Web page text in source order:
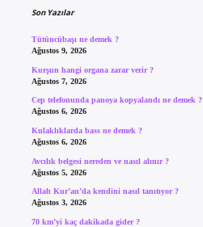
Son Yazılar
Tütüncübaşı ne demek ?
Ağustos 9, 2026
Kurşun hangi organa zarar verir ?
Ağustos 7, 2026
Cep telefonunda panoya kopyalandı ne demek ?
Ağustos 6, 2026
Kulaklıklarda bass ne demek ?
Ağustos 6, 2026
Avcılık belgesi nereden ve nasıl alınır ?
Ağustos 5, 2026
Allah Kur’an’da kendini nasıl tanıtıyor ?
Ağustos 3, 2026
70 km’yi kaç dakikada gider ?